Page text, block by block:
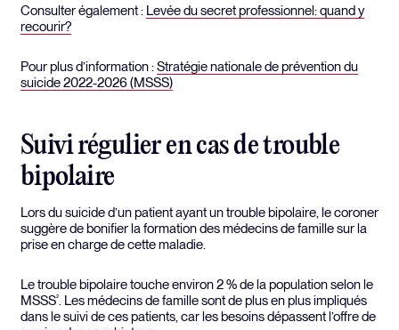
Consulter également : Levée du secret professionnel: quand y
recourir?
Pour plus d’information :Stratégie nationale de prévention du
suicide 2022-2026 (MSSS)
Suivi régulier en cas de trouble
bipolaire
Lors du suicide d’un patient ayant un trouble bipolaire, le coroner
suggère de bonifier la formation des médecins de famille sur la
prise en charge de cette maladie.
Le trouble bipolaire touche environ 2 % de la population selon le
MSSS2. Les médecins de famille sont de plus en plus impliqués
dans le suivi de ces patients, car les besoins dépassent l’offre de